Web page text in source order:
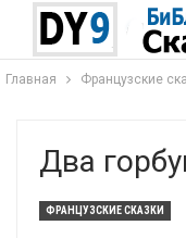
Главная Французские
Два
ФРАНЦУЗСКИЕ СКАЗКИ